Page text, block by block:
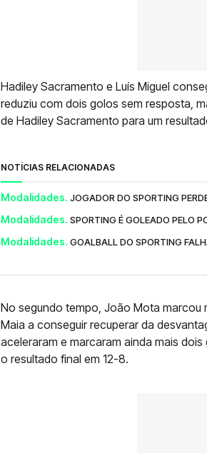
Hadiley Sacramento e Luís Miguel
reduziu com dois golos sem resposta,
de Hadiley Sacramento para um
NOTÍCIAS RELACIONADAS
Modalidades. JOGADOR DO SPORTING
Modalidades. SPORTING É GOLEADO PELO
Modalidades. GOALBALL DO SPORTING
No segundo tempo, João Mota
Maia a conseguir recuperar da
aceleraram e marcaram ainda mais
o resultado final em 12-8.